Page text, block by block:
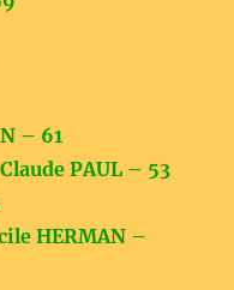
– 61
PAUL – 53
HERMAN –